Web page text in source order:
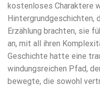
kostenloses Charaktere
Hintergrundgeschichten,
Erzählung brachten, sie
an, mit all ihren
Geschichte hatte eine
windungsreichen Pfad,
bewegte, die sowohl